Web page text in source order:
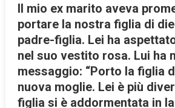
Il mio ex marito aveva
portare la nostra figlia di
padre-figlia. Lei ha
nel suo vestito rosa. Lui ha
messaggio: “Porto la figlia
nuova moglie. Lei è più
figlia si è addormentata in